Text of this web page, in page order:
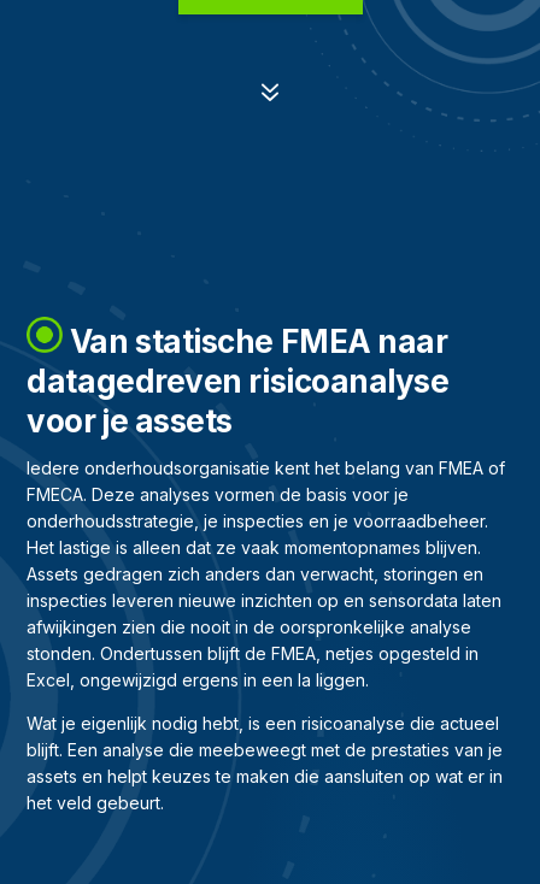
7
Van statische FMEA naar
datagedreven risicoanalyse
voor je assets
Iedere onderhoudsorganisatie kent het belang van FMEA of
FMECA. Deze analyses vormen de basis voor je
onderhoudsstrategie, je inspecties en je voorraadbeheer.
Het lastige is alleen dat ze vaak momentopnames blijven.
Assets gedragen zich anders dan verwacht, storingen en
inspecties leveren nieuwe inzichten op en sensordata laten
afwijkingen zien die nooit in de oorspronkelijke analyse
stonden. Ondertussen blijft de FMEA, netjes opgesteld in
Excel, ongewijzigd ergens in een la liggen.
Wat je eigenlijk nodig hebt, is een risicoanalyse die actueel
blijft. Een analyse die meebeweegt met de prestaties van je
assets en helpt keuzes te maken die aansluiten op wat er in
het veld gebeurt.